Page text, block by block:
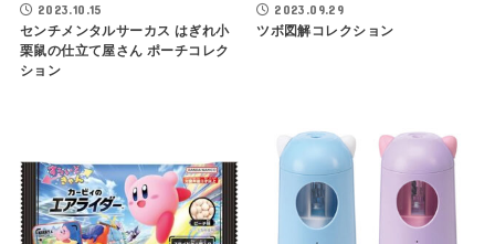
2023.10.15
センチメンタルサーカス はぎれ小
栗鼠の仕立て屋さん ポーチコレク
ション
2023.09.29
ツボ図解コレクション